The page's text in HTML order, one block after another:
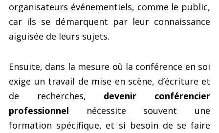
organisateurs événementiels, comme le public,
car ils se démarquent par leur connaissance
aiguisée de leurs sujets.
Ensuite, dans la mesure où la conférence en soi
exige un travail de mise en scène, d’écriture et
de recherches, devenir conférencier
professionnel nécessite souvent une
formation spécifique, et si besoin de se faire